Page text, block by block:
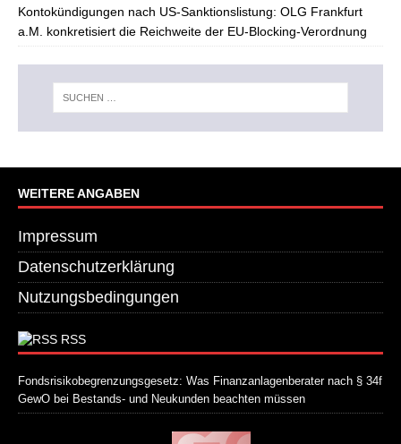
Kontokündigungen nach US-Sanktionslistung: OLG Frankfurt
a.M. konkretisiert die Reichweite der EU-Blocking-Verordnung
WEITERE ANGABEN
Impressum
Datenschutzerklärung
Nutzungsbedingungen
RSS
Fondsrisikobegrenzungsgesetz: Was Finanzanlagenberater nach § 34f
GewO bei Bestands- und Neukunden beachten müssen